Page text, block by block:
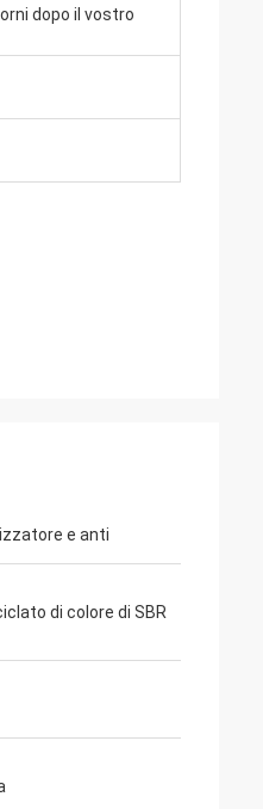
dopo il vostro
e anti
di colore di SBR